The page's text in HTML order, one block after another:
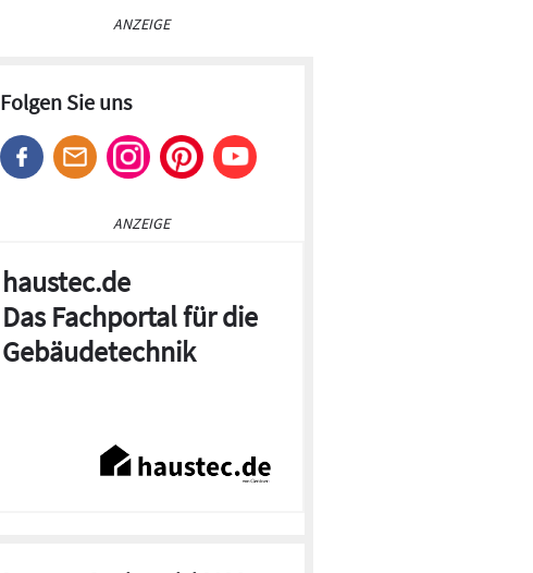
ANZEIGE
Folgen Sie uns
ANZEIGE
haustec.de
Das Fachportal für die
Gebäudetechnik